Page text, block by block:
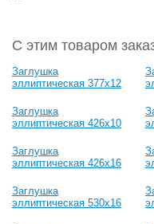
С этим товаром
Заглушка
эллиптическая 377х12
Заглушка
эллиптическая 426х10
Заглушка
эллиптическая 426х16
Заглушка
эллиптическая 530х16